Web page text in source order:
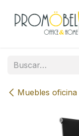
Muebles